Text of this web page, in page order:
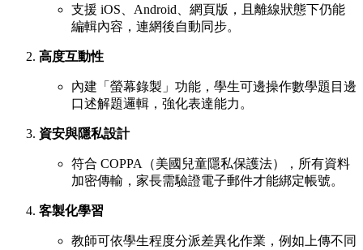
支援 iOS、Android、網頁版，且離線狀態下仍能
編輯內容，連網後自動同步。
高度互動性
內建「螢幕錄製」功能，學生可邊操作數學題目邊
口述解題邏輯，強化表達能力。
資安與隱私設計
符合 COPPA（美國兒童隱私保護法），所有資料
加密傳輸，家長需驗證電子郵件才能綁定帳號。
客製化學習
教師可依學生程度分派差異化作業，例如上傳不同